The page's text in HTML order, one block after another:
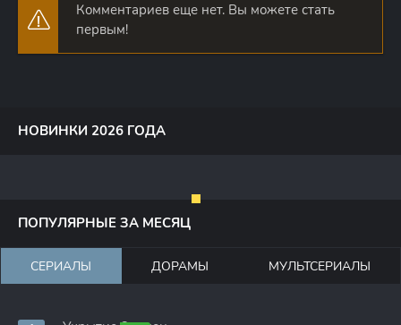
Комментариев еще нет. Вы можете стать
первым!
НОВИНКИ 2026 ГОДА
ПОПУЛЯРНЫЕ ЗА МЕСЯЦ
СЕРИАЛЫ ДОРАМЫ МУЛЬТСЕРИАЛЫ